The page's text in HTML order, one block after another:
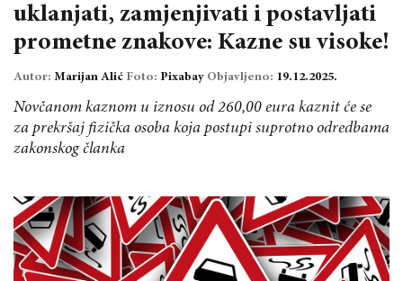
uklanjati, zamjenjivati i postavljati
prometne znakove: Kazne su visoke!
Autor: Marijan Alić Foto: Pixabay Objavljeno: 19.12.2025.
Novčanom kaznom u iznosu od 260,00 eura kaznit će se
za prekršaj fizička osoba koja postupi suprotno odredbama
zakonskog članka